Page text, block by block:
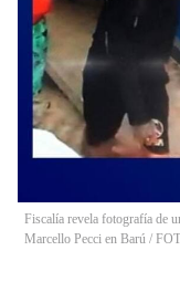
Fiscalía revela fotografía de
Marcello Pecci en Barú /